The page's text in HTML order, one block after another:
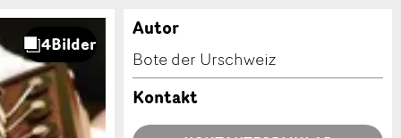
Autor
Bote der Urschweiz
Kontakt